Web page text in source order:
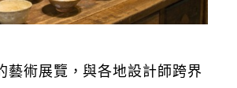
藝術展覽，與各地設計師跨界